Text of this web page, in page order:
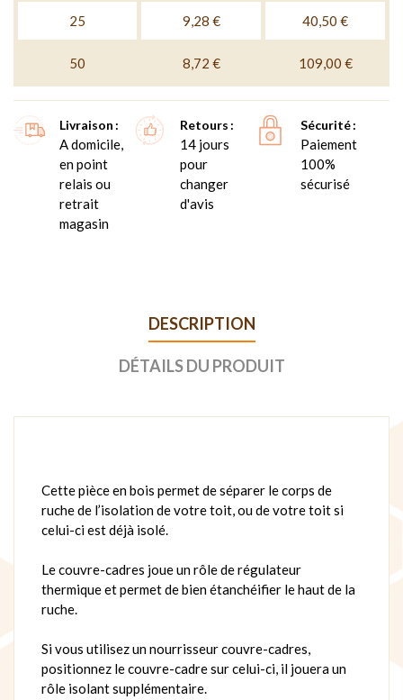
25 9,28 € 40,50 €
50 8,72 € 109,00 €
Livraison
A domicile,
en point
relais ou
retrait
magasin
Retours
14 jours
pour
changer
d'avis
Sécurité
Paiement
100%
sécurisé
DESCRIPTION
DÉTAILS DU PRODUIT
Cette pièce en bois permet de séparer le corps de
ruche de l’isolation de votre toit, ou de votre toit si
celui-ci est déjà isolé.
Le couvre-cadres joue un rôle de régulateur
thermique et permet de bien étanchéifier le haut de la
ruche.
Si vous utilisez un nourrisseur couvre-cadres,
positionnez le couvre-cadre sur celui-ci, il jouera un
rôle isolant supplémentaire.